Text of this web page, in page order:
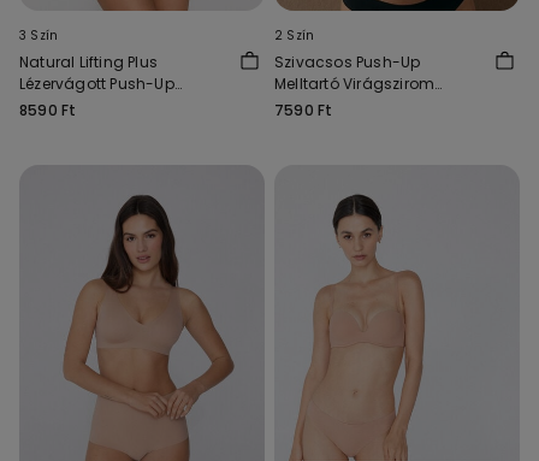
3 Szín
Natural Lifting Plus
Lézervágott Push-Up
Melltartó
8590 Ft
2 Szín
Szivacsos Push-Up
Melltartó Virágszirom
Dekoltázzsal
7590 Ft